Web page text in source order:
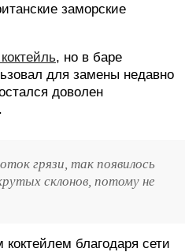
заморские
, но в баре
для замены недавно
доволен
грязи, так появилось
склонов, потому не
благодаря сети